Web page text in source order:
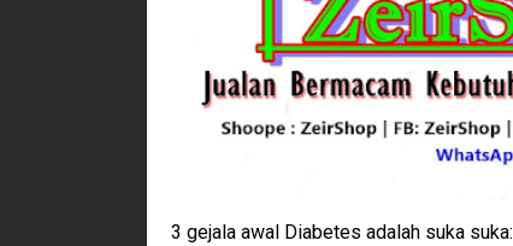
3 gejala awal Diabetes adalah suka suka: